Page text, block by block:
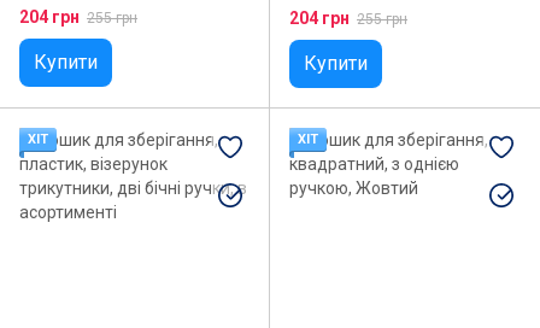
204 грн 255 грн
Купити
204 грн 255 грн
Купити
ХІТ ХІТ